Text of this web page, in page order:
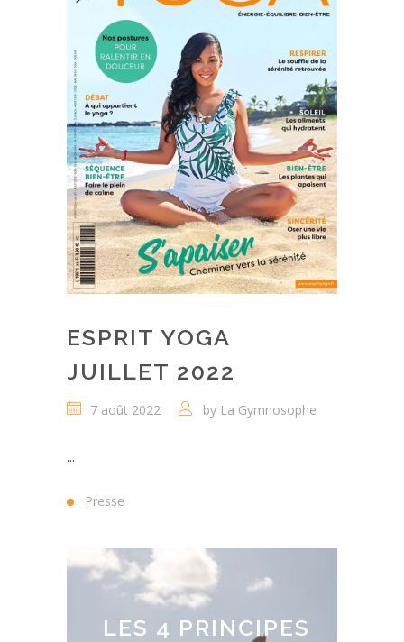
ESPRIT YOGA
JUILLET 2022
7 août 2022 by La Gymnosophe
...
Presse
LES 4 PRINCIPES